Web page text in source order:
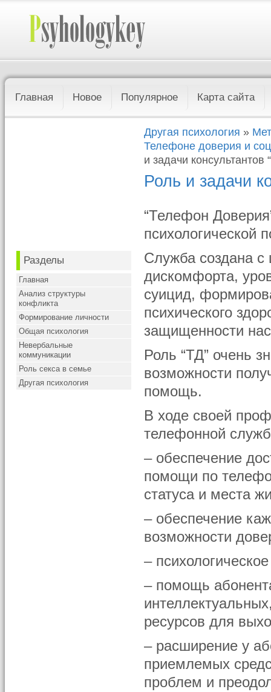
Главная Новое Популярное Карта сайта
Разделы
Главная
Анализ структуры
конфликта
Формирование личности
Общая психология
Невербальные
коммуникации
Роль секса в семье
Другая психология
Другая психология »
Телефоне доверия и
и задачи консультантов
Роль и задачи
“Телефон
психологической
Служба создана с
дискомфорта,
суицид,
психического
защищенности
Роль “ТД” очень
возможности
помощь.
В ходе своей
телефонной
– обеспечение
помощи по
статуса и места
– обеспечение
возможности
–
– помощь
ресурсов для
– расширение у
приемлемых
проблем и